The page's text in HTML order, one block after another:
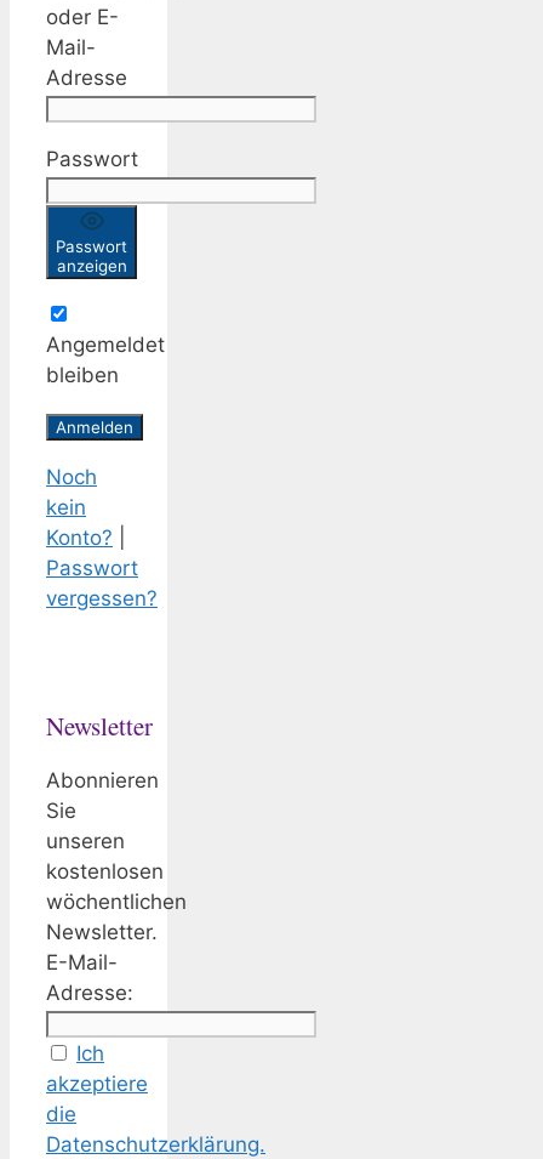
oder E-
Mail-
Adresse
Passwort
Passwort
anzeigen
Angemeldet
bleiben
Noch
kein
Konto?
Passwort
vergessen?
Newsletter
Abonnieren
Sie
unseren
kostenlosen
wöchentlichen
Newsletter.
E-Mail-
Adresse:
Ich
akzeptiere
die
Datenschutzerklärung.